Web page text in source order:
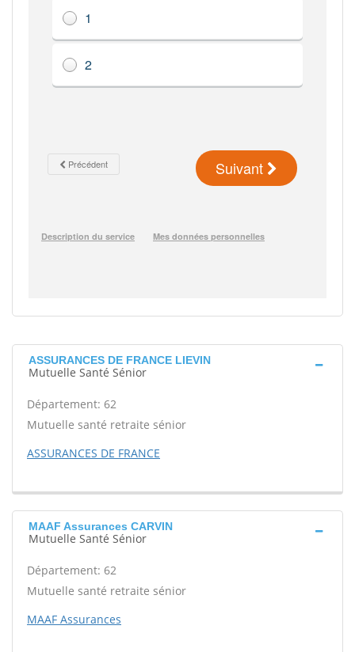
ASSURANCES DE FRANCE LIEVIN
Mutuelle Santé Sénior
Département: 62
Mutuelle santé retraite sénior
ASSURANCES DE FRANCE
MAAF Assurances CARVIN
Mutuelle Santé Sénior
Département: 62
Mutuelle santé retraite sénior
MAAF Assurances